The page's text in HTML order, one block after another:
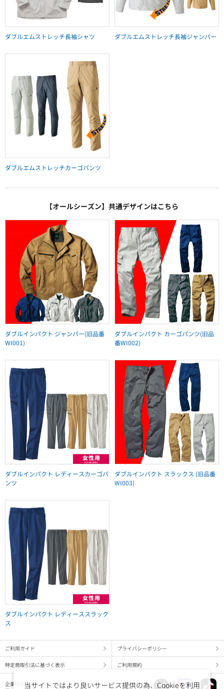
ダブルエムストレッチ長袖シャツ ダブルエムストレッチ長袖ジャンパー
ダブルエムストレッチカーゴパンツ
【オールシーズン】共通デザインはこちら
ダブルインパクト ジャンパー(旧品番
WI001)
ダブルインパクト カーゴパンツ(旧品
番WI002)
ダブルインパクト レディースカーゴパ
ンツ
ダブルインパクト スラックス (旧品番
WI003)
ダブルインパクト レディーススラック
ス
ご利用ガイド プライバシーポリシー
特定商取引法に基づく表示 ご利用規約
企業情報 当サイトではより良いサービス提供の為、Cookieを利用